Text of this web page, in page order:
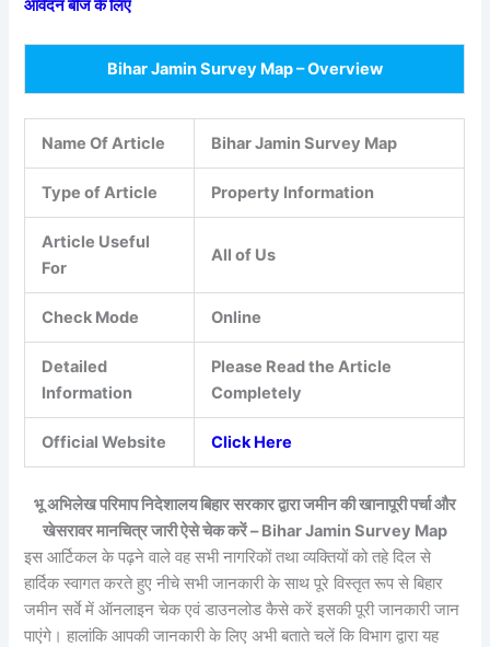
आवेदन बीज के लिए
Bihar Jamin Survey Map – Overview
Name Of Article Bihar Jamin Survey Map
Type of Article Property Information
Article Useful
For
All of Us
Check Mode Online
Detailed
Information
Please Read the Article
Completely
Official Website Click Here
भू अभिलेख परिमाप निदेशालय बिहार सरकार द्वारा जमीन की खानापूरी पर्चा और
खेसरावर मानचित्र जारी ऐसे चेक करें – Bihar Jamin Survey Map
इस आर्टिकल के पढ़ने वाले वह सभी नागरिकों तथा व्यक्तियों को तहे दिल से
हार्दिक स्वागत करते हुए नीचे सभी जानकारी के साथ पूरे विस्तृत रूप से बिहार
जमीन सर्वे में ऑनलाइन चेक एवं डाउनलोड कैसे करें इसकी पूरी जानकारी जान
पाएंगे। हालांकि आपकी जानकारी के लिए अभी बताते चलें कि विभाग द्वारा यह